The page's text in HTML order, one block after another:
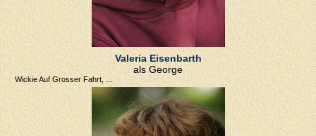
Valeria Eisenbarth
als George
Wickie Auf Grosser Fahrt, ...